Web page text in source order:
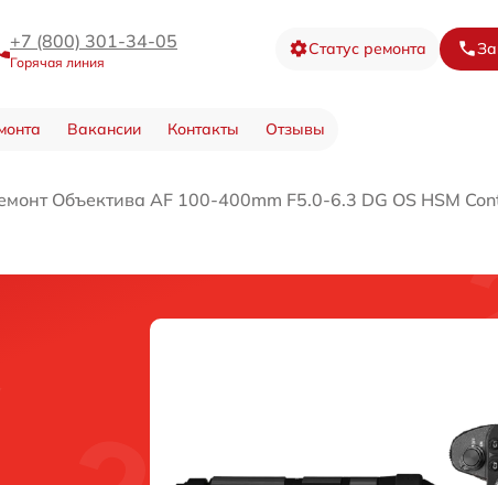
+7 (800) 301-34-05
Горячая линия
Статус ремонта
Вакансии Контакты Отзывы
Объектива AF 100-400mm F5.0-6.3 DG OS HSM